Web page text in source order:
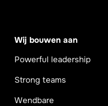
Wij bouwen aan
Powerful leadership
Strong teams
Wendbare